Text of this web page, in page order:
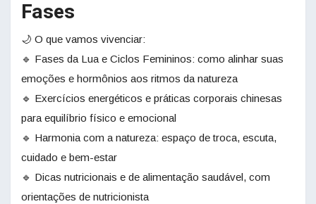
Fases
🌙 O que vamos vivenciar:
🔹 Fases da Lua e Ciclos Femininos: como alinhar suas
emoções e hormônios aos ritmos da natureza
🔹 Exercícios energéticos e práticas corporais chinesas
para equilíbrio físico e emocional
🔹 Harmonia com a natureza: espaço de troca, escuta,
cuidado e bem-estar
🔹 Dicas nutricionais e de alimentação saudável, com
orientações de nutricionista